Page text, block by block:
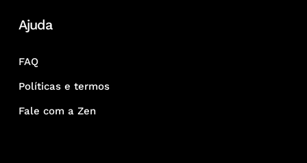
Ajuda
FAQ
Políticas e termos
Fale com a Zen